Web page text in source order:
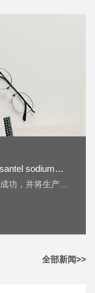
sodium
功，并将生产技
散泰钠，是一种
》检测，纯度
全部新闻>>